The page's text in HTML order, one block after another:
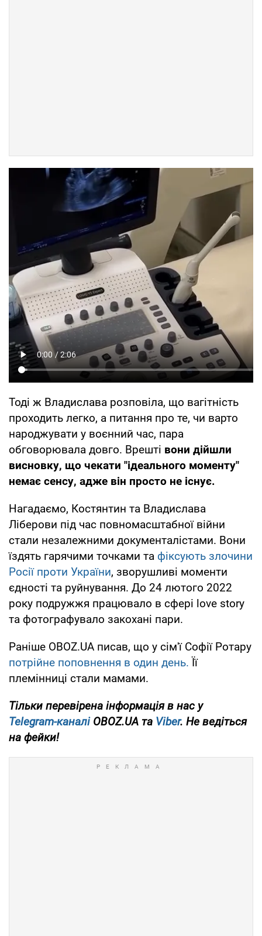
Тоді ж Владислава розповіла, що вагітність
проходить легко, а питання про те, чи варто
народжувати у воєнний час, пара
обговорювала довго. Врешті вони дійшли
висновку, що чекати "ідеального моменту"
немає сенсу, адже він просто не існує.
Нагадаємо, Костянтин та Владислава
Ліберови під час повномасштабної війни
стали незалежними документалістами. Вони
їздять гарячими точками та фіксують злочини
Росії проти України, зворушливі моменти
єдності та руйнування. До 24 лютого 2022
року подружжя працювало в сфері love story
та фотографувало закохані пари.
Раніше OBOZ.UA писав, що у сім'ї Софії Ротару
потрійне поповнення в один день. Її
племінниці стали мамами.
Тільки перевірена інформація в нас у
Telegram-каналіOBOZ.UA та Viber. Не ведіться
на фейки!